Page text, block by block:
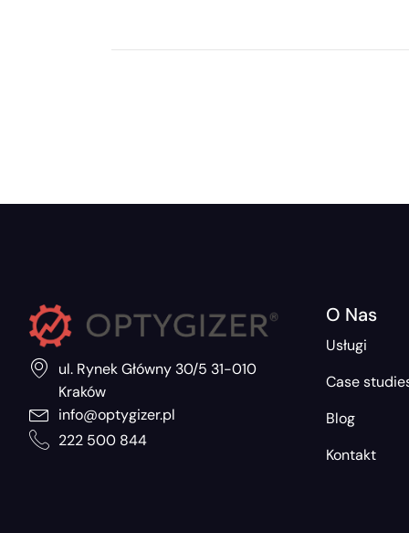
ul. Rynek Główny 30/5 31-010
Kraków
info@optygizer.pl
222 500 844
O Nas
Usługi
Case
Blog
Kontakt